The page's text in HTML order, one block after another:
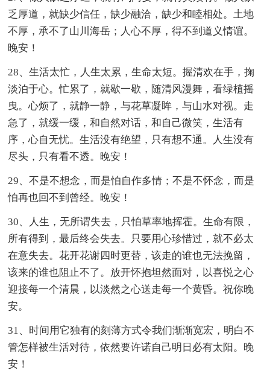
乏厚道，就缺少信任，缺少融洽，缺少和睦相处。土地
不厚，承不了山川海岳；人心不厚，得不到道义情谊。
晚安！
28、生活太忙，人生太累，生命太短。握清欢在手，掬
淡泊于心。忙累了，就歇一歇，随清风漫舞，看绿植摇
曳。心烦了，就静一静，与花草凝眸，与山水对视。走
急了，就缓一缓，和自然对话，和自己微笑，生活有
序，心自无忧。生活没有绝望，只有想不通。人生没有
尽头，只有看不透。晚安！
29、不是不想念，而是怕自作多情；不是不怀念，而是
怕再也回不到曾经。晚安！
30、人生，无所谓失去，只怕草率地挥霍。生命有限，
所有得到，最后终会失去。只要用心珍惜过，就不必太
在意失去。花开花谢四时更替，该走的谁也无法挽留，
该来的谁也阻止不了。放开怀抱坦然面对，以喜悦之心
迎接每一个清晨，以淡然之心送走每一个黄昏。祝你晚
安。
31、时间用它独有的刻薄方式令我们渐渐宽宏，明白不
管怎样被生活对待，依然要许诺自己明日必有太阳。晚
安！